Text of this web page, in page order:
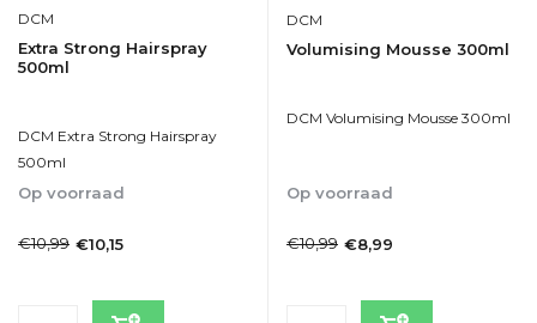
DCM
Extra Strong Hairspray
500ml
DCM Extra Strong Hairspray
500ml
Op voorraad
€10,99 €10,15
DCM
Volumising Mousse 300ml
DCM Volumising Mousse 300ml
Op voorraad
€10,99 €8,99